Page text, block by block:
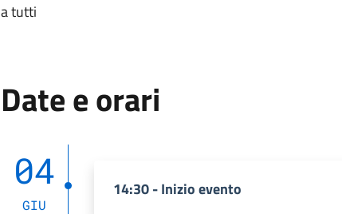
a tutti
Date e orari
04
GIU
14:30 - Inizio evento